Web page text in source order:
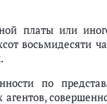
платы или
восьмидесяти
по